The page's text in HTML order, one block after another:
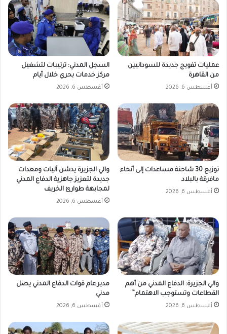
عمليات تفويج جديدة للسودانيين
من القاهرة
أغسطس 6, 2026
السجل المدني: ترتيبات لتشغيل
مركز خدمات بحري خلال أيام
أغسطس 6, 2026
توزيع 30 شاحنة مساعدات إلى أنحاء
مافرقة بالبلاد
أغسطس 6, 2026
والي الجزيرة يدشن آليات ومعدات
جديدة لتعزيز جاهزية الدفاع المدني
لمجابهة طوارئ الخريف
أغسطس 6, 2026
والي الجزيرة: الدفاع المدني من أهم
القطاعات وتستوجب الاهتمام”
أغسطس 6, 2026
مدير عام قوات الدفاع المدني يصل
مدني
أغسطس 6, 2026